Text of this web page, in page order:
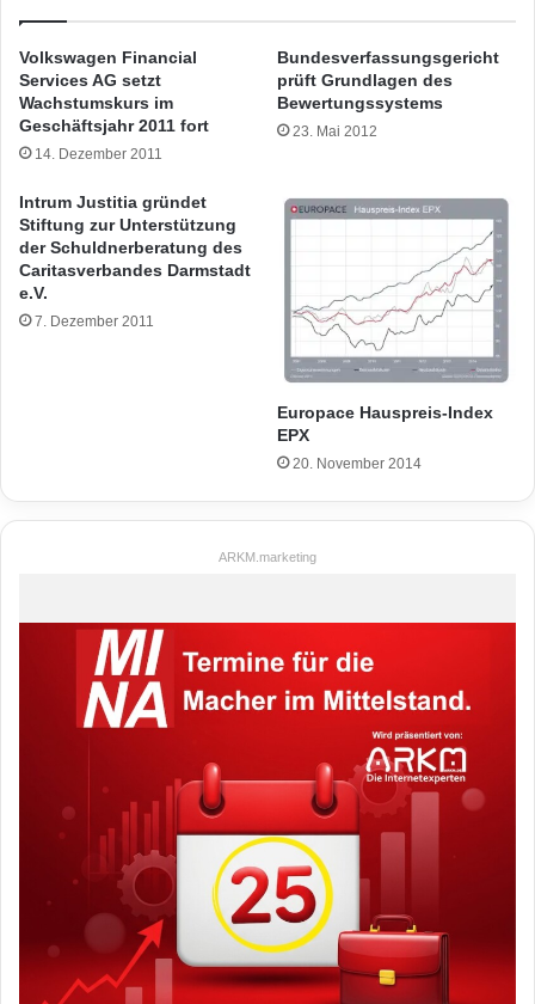
Volkswagen Financial
Services AG setzt
Wachstumskurs im
Geschäftsjahr 2011 fort
14. Dezember 2011
Bundesverfassungsgericht
prüft Grundlagen des
Bewertungssystems
23. Mai 2012
Intrum Justitia gründet
Stiftung zur Unterstützung
der Schuldnerberatung des
Caritasverbandes Darmstadt
e.V.
7. Dezember 2011
Europace Hauspreis-Index
EPX
20. November 2014
ARKM.marketing